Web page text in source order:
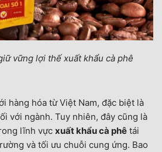
vững lợi thế xuất khẩu cà phê
hàng hóa từ Việt Nam, đặc biệt là
với ngành. Tuy nhiên, đây cũng là
lĩnh vực xuất khẩu cà phê tái
và tối ưu chuỗi cung ứng. Bao